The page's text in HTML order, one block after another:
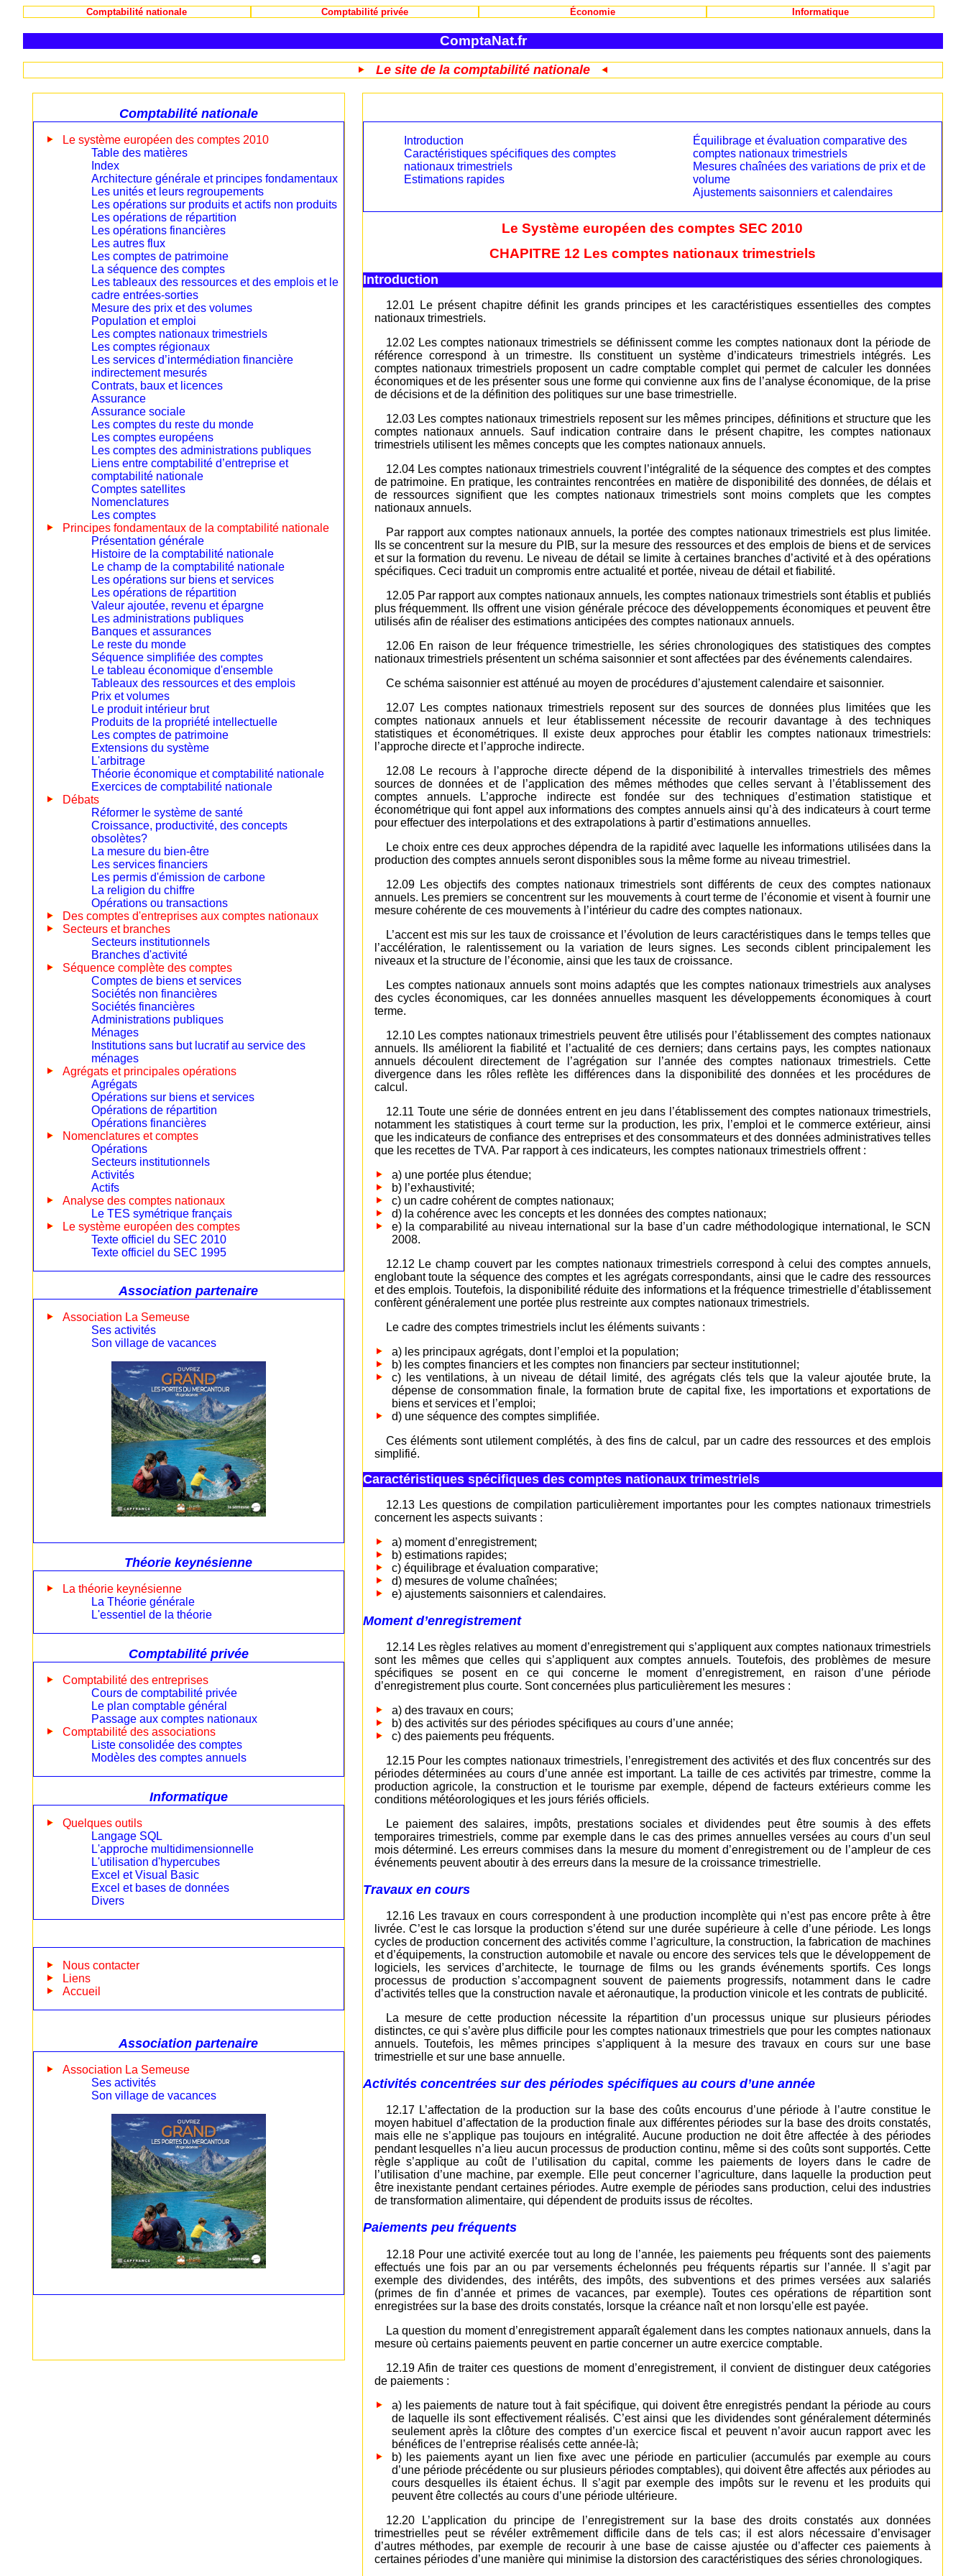
Comptabilité nationale Comptabilité privée Économie Informatique
ComptaNat.fr
Le site de la comptabilité nationale
Introduction
Caractéristiques spécifiques des comptes
nationaux trimestriels
Estimations rapides
Équilibrage et évaluation comparative des
comptes nationaux trimestriels
Mesures chaînées des variations de prix et de
volume
Ajustements saisonniers et calendaires
Le Système européen des comptes SEC 2010
CHAPITRE 12 Les comptes nationaux trimestriels
Introduction
12.01 Le présent chapitre définit les grands principes et les caractéristiques essentielles des comptes
nationaux trimestriels.
12.02 Les comptes nationaux trimestriels se définissent comme les comptes nationaux dont la période de
référence correspond à un trimestre. Ils constituent un système d’indicateurs trimestriels intégrés. Les
comptes nationaux trimestriels proposent un cadre comptable complet qui permet de calculer les données
économiques et de les présenter sous une forme qui convienne aux fins de l’analyse économique, de la prise
de décisions et de la définition des politiques sur une base trimestrielle.
12.03 Les comptes nationaux trimestriels reposent sur les mêmes principes, définitions et structure que les
comptes nationaux annuels. Sauf indication contraire dans le présent chapitre, les comptes nationaux
trimestriels utilisent les mêmes concepts que les comptes nationaux annuels.
12.04 Les comptes nationaux trimestriels couvrent l’intégralité de la séquence des comptes et des comptes
de patrimoine. En pratique, les contraintes rencontrées en matière de disponibilité des données, de délais et
de ressources signifient que les comptes nationaux trimestriels sont moins complets que les comptes
nationaux annuels.
Par rapport aux comptes nationaux annuels, la portée des comptes nationaux trimestriels est plus limitée.
Ils se concentrent sur la mesure du PIB, sur la mesure des ressources et des emplois de biens et de services
et sur la formation du revenu. Le niveau de détail se limite à certaines branches d’activité et à des opérations
spécifiques. Ceci traduit un compromis entre actualité et portée, niveau de détail et fiabilité.
12.05 Par rapport aux comptes nationaux annuels, les comptes nationaux trimestriels sont établis et publiés
plus fréquemment. Ils offrent une vision générale précoce des développements économiques et peuvent être
utilisés afin de réaliser des estimations anticipées des comptes nationaux annuels.
12.06 En raison de leur fréquence trimestrielle, les séries chronologiques des statistiques des comptes
nationaux trimestriels présentent un schéma saisonnier et sont affectées par des événements calendaires.
Ce schéma saisonnier est atténué au moyen de procédures d’ajustement calendaire et saisonnier.
12.07 Les comptes nationaux trimestriels reposent sur des sources de données plus limitées que les
comptes nationaux annuels et leur établissement nécessite de recourir davantage à des techniques
statistiques et économétriques. Il existe deux approches pour établir les comptes nationaux trimestriels:
l’approche directe et l’approche indirecte.
12.08 Le recours à l’approche directe dépend de la disponibilité à intervalles trimestriels des mêmes
sources de données et de l’application des mêmes méthodes que celles servant à l’établissement des
comptes annuels. L’approche indirecte est fondée sur des techniques d’estimation statistique et
économétrique qui font appel aux informations des comptes annuels ainsi qu’à des indicateurs à court terme
pour effectuer des interpolations et des extrapolations à partir d’estimations annuelles.
Le choix entre ces deux approches dépendra de la rapidité avec laquelle les informations utilisées dans la
production des comptes annuels seront disponibles sous la même forme au niveau trimestriel.
12.09 Les objectifs des comptes nationaux trimestriels sont différents de ceux des comptes nationaux
annuels. Les premiers se concentrent sur les mouvements à court terme de l’économie et visent à fournir une
mesure cohérente de ces mouvements à l’intérieur du cadre des comptes nationaux.
L’accent est mis sur les taux de croissance et l’évolution de leurs caractéristiques dans le temps telles que
l’accélération, le ralentissement ou la variation de leurs signes. Les seconds ciblent principalement les
niveaux et la structure de l’économie, ainsi que les taux de croissance.
Les comptes nationaux annuels sont moins adaptés que les comptes nationaux trimestriels aux analyses
des cycles économiques, car les données annuelles masquent les développements économiques à court
terme.
12.10 Les comptes nationaux trimestriels peuvent être utilisés pour l’établissement des comptes nationaux
annuels. Ils améliorent la fiabilité et l’actualité de ces derniers; dans certains pays, les comptes nationaux
annuels découlent directement de l’agrégation sur l’année des comptes nationaux trimestriels. Cette
divergence dans les rôles reflète les différences dans la disponibilité des données et les procédures de
calcul.
12.11 Toute une série de données entrent en jeu dans l’établissement des comptes nationaux trimestriels,
notamment les statistiques à court terme sur la production, les prix, l’emploi et le commerce extérieur, ainsi
que les indicateurs de confiance des entreprises et des consommateurs et des données administratives telles
que les recettes de TVA. Par rapport à ces indicateurs, les comptes nationaux trimestriels offrent :
a) une portée plus étendue;
b) l’exhaustivité;
c) un cadre cohérent de comptes nationaux;
d) la cohérence avec les concepts et les données des comptes nationaux;
e) la comparabilité au niveau international sur la base d’un cadre méthodologique international, le SCN
2008.
12.12 Le champ couvert par les comptes nationaux trimestriels correspond à celui des comptes annuels,
englobant toute la séquence des comptes et les agrégats correspondants, ainsi que le cadre des ressources
et des emplois. Toutefois, la disponibilité réduite des informations et la fréquence trimestrielle d’établissement
confèrent généralement une portée plus restreinte aux comptes nationaux trimestriels.
Le cadre des comptes trimestriels inclut les éléments suivants :
a) les principaux agrégats, dont l’emploi et la population;
b) les comptes financiers et les comptes non financiers par secteur institutionnel;
c) les ventilations, à un niveau de détail limité, des agrégats clés tels que la valeur ajoutée brute, la
dépense de consommation finale, la formation brute de capital fixe, les importations et exportations de
biens et services et l’emploi;
d) une séquence des comptes simplifiée.
Ces éléments sont utilement complétés, à des fins de calcul, par un cadre des ressources et des emplois
simplifié.
Caractéristiques spécifiques des comptes nationaux trimestriels
12.13 Les questions de compilation particulièrement importantes pour les comptes nationaux trimestriels
concernent les aspects suivants :
a) moment d’enregistrement;
b) estimations rapides;
c) équilibrage et évaluation comparative;
d) mesures de volume chaînées;
e) ajustements saisonniers et calendaires.
Moment d’enregistrement
12.14 Les règles relatives au moment d’enregistrement qui s’appliquent aux comptes nationaux trimestriels
sont les mêmes que celles qui s’appliquent aux comptes annuels. Toutefois, des problèmes de mesure
spécifiques se posent en ce qui concerne le moment d’enregistrement, en raison d’une période
d’enregistrement plus courte. Sont concernées plus particulièrement les mesures :
a) des travaux en cours;
b) des activités sur des périodes spécifiques au cours d’une année;
c) des paiements peu fréquents.
12.15 Pour les comptes nationaux trimestriels, l’enregistrement des activités et des flux concentrés sur des
périodes déterminées au cours d’une année est important. La taille de ces activités par trimestre, comme la
production agricole, la construction et le tourisme par exemple, dépend de facteurs extérieurs comme les
conditions météorologiques et les jours fériés officiels.
Le paiement des salaires, impôts, prestations sociales et dividendes peut être soumis à des effets
temporaires trimestriels, comme par exemple dans le cas des primes annuelles versées au cours d’un seul
mois déterminé. Les erreurs commises dans la mesure du moment d’enregistrement ou de l’ampleur de ces
événements peuvent aboutir à des erreurs dans la mesure de la croissance trimestrielle.
Travaux en cours
12.16 Les travaux en cours correspondent à une production incomplète qui n’est pas encore prête à être
livrée. C’est le cas lorsque la production s’étend sur une durée supérieure à celle d’une période. Les longs
cycles de production concernent des activités comme l’agriculture, la construction, la fabrication de machines
et d’équipements, la construction automobile et navale ou encore des services tels que le développement de
logiciels, les services d’architecte, le tournage de films ou les grands événements sportifs. Ces longs
processus de production s’accompagnent souvent de paiements progressifs, notamment dans le cadre
d’activités telles que la construction navale et aéronautique, la production vinicole et les contrats de publicité.
La mesure de cette production nécessite la répartition d’un processus unique sur plusieurs périodes
distinctes, ce qui s’avère plus difficile pour les comptes nationaux trimestriels que pour les comptes nationaux
annuels. Toutefois, les mêmes principes s’appliquent à la mesure des travaux en cours sur une base
trimestrielle et sur une base annuelle.
Activités concentrées sur des périodes spécifiques au cours d’une année
12.17 L’affectation de la production sur la base des coûts encourus d’une période à l’autre constitue le
moyen habituel d’affectation de la production finale aux différentes périodes sur la base des droits constatés,
mais elle ne s’applique pas toujours en intégralité. Aucune production ne doit être affectée à des périodes
pendant lesquelles n’a lieu aucun processus de production continu, même si des coûts sont supportés. Cette
règle s’applique au coût de l’utilisation du capital, comme les paiements de loyers dans le cadre de
l’utilisation d’une machine, par exemple. Elle peut concerner l’agriculture, dans laquelle la production peut
être inexistante pendant certaines périodes. Autre exemple de périodes sans production, celui des industries
de transformation alimentaire, qui dépendent de produits issus de récoltes.
Paiements peu fréquents
12.18 Pour une activité exercée tout au long de l’année, les paiements peu fréquents sont des paiements
effectués une fois par an ou par versements échelonnés peu fréquents répartis sur l’année. Il s’agit par
exemple des dividendes, des intérêts, des impôts, des subventions et des primes versées aux salariés
(primes de fin d’année et primes de vacances, par exemple). Toutes ces opérations de répartition sont
enregistrées sur la base des droits constatés, lorsque la créance naît et non lorsqu’elle est payée.
La question du moment d’enregistrement apparaît également dans les comptes nationaux annuels, dans la
mesure où certains paiements peuvent en partie concerner un autre exercice comptable.
12.19 Afin de traiter ces questions de moment d’enregistrement, il convient de distinguer deux catégories
de paiements :
a) les paiements de nature tout à fait spécifique, qui doivent être enregistrés pendant la période au cours
de laquelle ils sont effectivement réalisés. C’est ainsi que les dividendes sont généralement déterminés
seulement après la clôture des comptes d’un exercice fiscal et peuvent n’avoir aucun rapport avec les
bénéfices de l’entreprise réalisés cette année-là;
b) les paiements ayant un lien fixe avec une période en particulier (accumulés par exemple au cours
d’une période précédente ou sur plusieurs périodes comptables), qui doivent être affectés aux périodes au
cours desquelles ils étaient échus. Il s’agit par exemple des impôts sur le revenu et les produits qui
peuvent être collectés au cours d’une période ultérieure.
12.20 L’application du principe de l’enregistrement sur la base des droits constatés aux données
trimestrielles peut se révéler extrêmement difficile dans de tels cas; il est alors nécessaire d’envisager
d’autres méthodes, par exemple de recourir à une base de caisse ajustée ou d’affecter ces paiements à
certaines périodes d’une manière qui minimise la distorsion des caractéristiques des séries chronologiques.
Comptabilité nationale
Le système européen des comptes 2010
Table des matières
Index
Architecture générale et principes fondamentaux
Les unités et leurs regroupements
Les opérations sur produits et actifs non produits
Les opérations de répartition
Les opérations financières
Les autres flux
Les comptes de patrimoine
La séquence des comptes
Les tableaux des ressources et des emplois et le
cadre entrées-sorties
Mesure des prix et des volumes
Population et emploi
Les comptes nationaux trimestriels
Les comptes régionaux
Les services d’intermédiation financière
indirectement mesurés
Contrats, baux et licences
Assurance
Assurance sociale
Les comptes du reste du monde
Les comptes européens
Les comptes des administrations publiques
Liens entre comptabilité d’entreprise et
comptabilité nationale
Comptes satellites
Nomenclatures
Les comptes
Principes fondamentaux de la comptabilité nationale
Présentation générale
Histoire de la comptabilité nationale
Le champ de la comptabilité nationale
Les opérations sur biens et services
Les opérations de répartition
Valeur ajoutée, revenu et épargne
Les administrations publiques
Banques et assurances
Le reste du monde
Séquence simplifiée des comptes
Le tableau économique d'ensemble
Tableaux des ressources et des emplois
Prix et volumes
Le produit intérieur brut
Produits de la propriété intellectuelle
Les comptes de patrimoine
Extensions du système
L'arbitrage
Théorie économique et comptabilité nationale
Exercices de comptabilité nationale
Débats
Réformer le système de santé
Croissance, productivité, des concepts
obsolètes?
La mesure du bien-être
Les services financiers
Les permis d'émission de carbone
La religion du chiffre
Opérations ou transactions
Des comptes d'entreprises aux comptes nationaux
Secteurs et branches
Secteurs institutionnels
Branches d'activité
Séquence complète des comptes
Comptes de biens et services
Sociétés non financières
Sociétés financières
Administrations publiques
Ménages
Institutions sans but lucratif au service des
ménages
Agrégats et principales opérations
Agrégats
Opérations sur biens et services
Opérations de répartition
Opérations financières
Nomenclatures et comptes
Opérations
Secteurs institutionnels
Activités
Actifs
Analyse des comptes nationaux
Le TES symétrique français
Le système européen des comptes
Texte officiel du SEC 2010
Texte officiel du SEC 1995
Association partenaire
Association La Semeuse
Ses activités
Son village de vacances
Théorie keynésienne
La théorie keynésienne
La Théorie générale
L'essentiel de la théorie
Comptabilité privée
Comptabilité des entreprises
Cours de comptabilité privée
Le plan comptable général
Passage aux comptes nationaux
Comptabilité des associations
Liste consolidée des comptes
Modèles des comptes annuels
Informatique
Quelques outils
Langage SQL
L'approche multidimensionnelle
L'utilisation d'hypercubes
Excel et Visual Basic
Excel et bases de données
Divers
Nous contacter
Liens
Accueil
Association partenaire
Association La Semeuse
Ses activités
Son village de vacances